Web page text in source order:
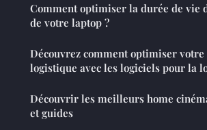
Comment optimiser la durée de vie
de votre laptop ?
Découvrez comment optimiser votre
logistique avec les logiciels pour la
Découvrir les meilleurs home
et guides